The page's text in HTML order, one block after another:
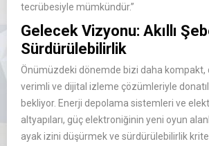
tecrübesiyle mümkündür.”
Gelecek Vizyonu: Akıllı
Sürdürülebilirlik
Önümüzdeki dönemde bizi daha kompakt,
verimli ve dijital izleme çözümleriyle
bekliyor. Enerji depolama sistemleri ve
altyapıları, güç elektroniğinin yeni oyun
ayak izini düşürmek ve sürdürülebilirlik